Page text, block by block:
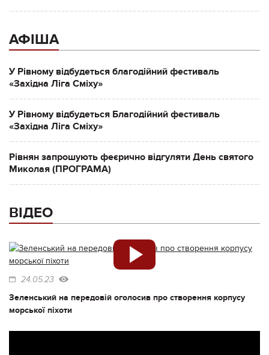
АФІША
У Рівному відбудеться благодійний фестиваль
«Західна Ліга Сміху»
У Рівному відбудеться Благодійний фестиваль
«Західна Ліга Сміху»
Рівнян запрошують феєрично відгуляти День святого
Миколая (ПРОГРАМА)
ВІДЕО
24.05.23
Зеленський на передовій оголосив про створення корпусу
морської піхоти